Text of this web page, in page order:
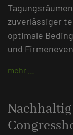
zuverlässiger
optimale
und
mehr …